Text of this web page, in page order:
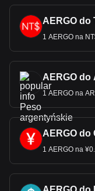
AERGO do
1 AERGO na
AERGO do
1 AERGO na
AERGO do
1 AERGO na